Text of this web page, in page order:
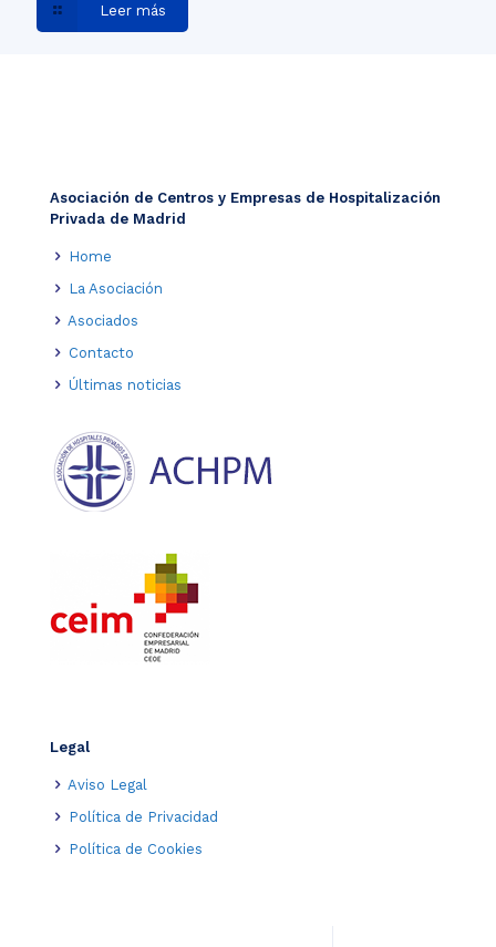
Leer más
Asociación de Centros y Empresas de Hospitalización
Privada de Madrid
Home
La Asociación
Asociados
Contacto
Últimas noticias
Legal
Aviso Legal
Política de Privacidad
Política de Cookies